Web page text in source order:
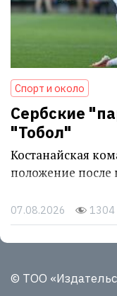
Спорт и около
Сербские
"Тобол"
Костанайская
положение после
07.08.2026 1304
© ТОО